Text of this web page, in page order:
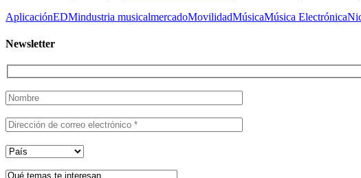
AplicaciónEDMindustria musicalmercadoMovilidadMúsicaMúsica Electrónica
Newsletter